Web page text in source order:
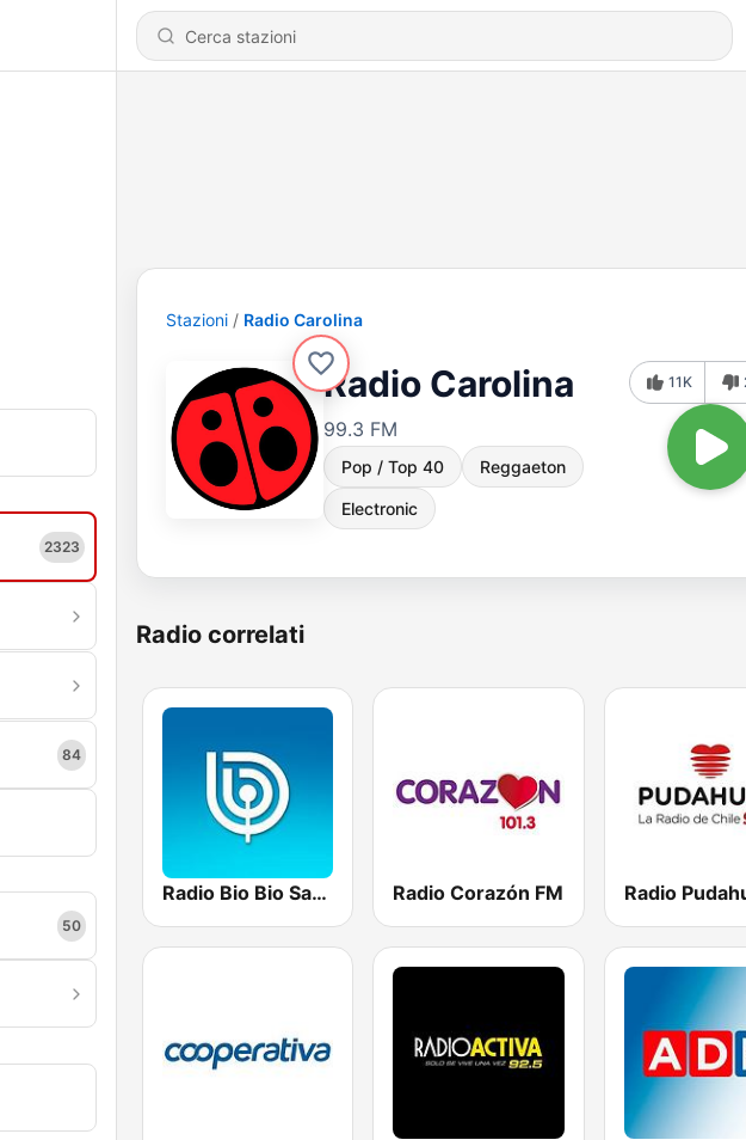
2323
84
50
Stazioni Radio Carolina
Radio Carolina
99.3 FM
Pop / Top 40 Reggaeton
Electronic
11K
Radio correlati
Radio Bio Bio Santiago Radio Corazón FM Radio